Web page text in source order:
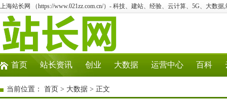
上海站长网 （https://www.021zz.com.cn/）- 科技、建站、经验、云计算、5G、大数据
首页 站长资讯 创业 大数据 运营中心 百科
当前位置： 首页 > 大数据 > 正文